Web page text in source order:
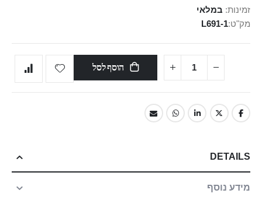
זמינות: במלאי
מק"ט L691-1
הוסף לסל
DETAILS
מידע נוסף